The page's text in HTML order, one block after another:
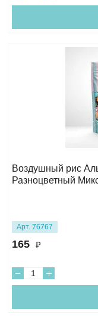
Воздушный рис
Разноцветный
Арт. 76767
165 ₽